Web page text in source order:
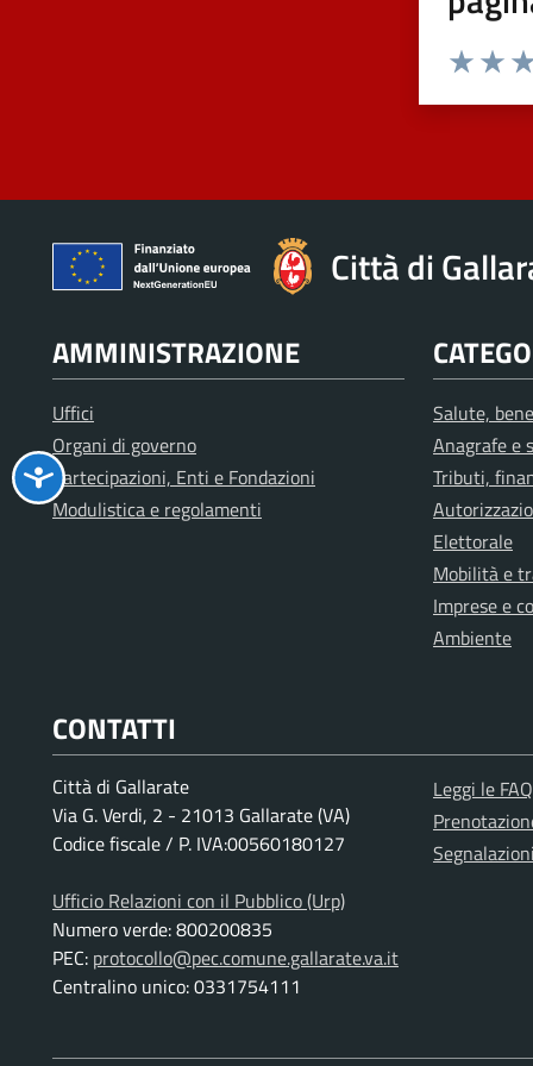
Città di
AMMINISTRAZIONE
Uffici
Organi di governo
Partecipazioni, Enti e Fondazioni
Modulistica e regolamenti
Salute,
Anagrafe e
Tributi,
Elettorale
Mobilità e
Imprese e
Ambiente
CONTATTI
Città di Gallarate
Via G. Verdi, 2 - 21013 Gallarate (VA)
Codice fiscale / P. IVA:00560180127
Ufficio Relazioni con il Pubblico (Urp)
Numero verde: 800200835
PEC: protocollo@pec.comune.gallarate.va.it
Centralino unico: 0331754111
Leggi le FAQ
Segnalazioni